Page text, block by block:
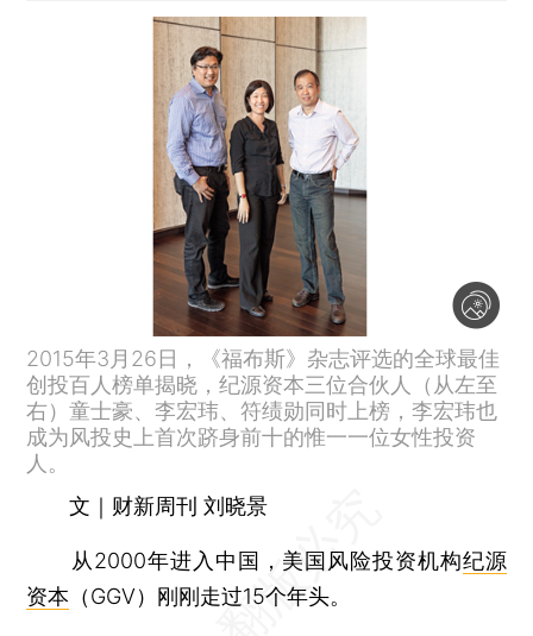
2015年3月26日，《福布斯》杂志评选的全球最佳
创投百人榜单揭晓，纪源资本三位合伙人（从左至
右）童士豪、李宏玮、符绩勋同时上榜，李宏玮也
成为风投史上首次跻身前十的惟一一位女性投资
人。
文｜财新周刊 刘晓景
从2000年进入中国，美国风险投资机构纪源
资本 （GGV）刚刚走过15个年头。